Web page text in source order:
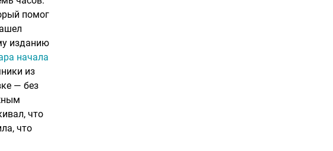
помог
изданию
начала
из
— без
что
что